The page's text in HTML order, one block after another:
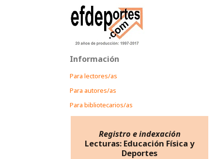
Información
Para lectores/as
Para autores/as
Para bibliotecarios/as
Registro e indexación
Lecturas: Educación Física y
Deportes